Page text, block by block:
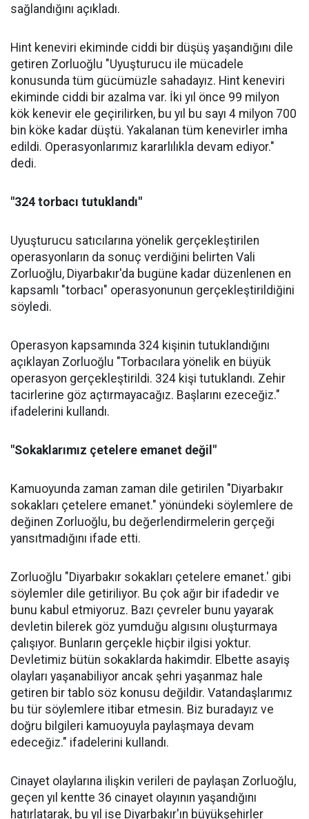
sağlandığını açıkladı.
Hint keneviri ekiminde ciddi bir düşüş yaşandığını dile
getiren Zorluoğlu "Uyuşturucu ile mücadele
konusunda tüm gücümüzle sahadayız. Hint keneviri
ekiminde ciddi bir azalma var. İki yıl önce 99 milyon
kök kenevir ele geçirilirken, bu yıl bu sayı 4 milyon 700
bin köke kadar düştü. Yakalanan tüm kenevirler imha
edildi. Operasyonlarımız kararlılıkla devam ediyor."
dedi.
"324 torbacı tutuklandı"
Uyuşturucu satıcılarına yönelik gerçekleştirilen
operasyonların da sonuç verdiğini belirten Vali
Zorluoğlu, Diyarbakır'da bugüne kadar düzenlenen en
kapsamlı "torbacı" operasyonunun gerçekleştirildiğini
söyledi.
Operasyon kapsamında 324 kişinin tutuklandığını
açıklayan Zorluoğlu "Torbacılara yönelik en büyük
operasyon gerçekleştirildi. 324 kişi tutuklandı. Zehir
tacirlerine göz açtırmayacağız. Başlarını ezeceğiz."
ifadelerini kullandı.
"Sokaklarımız çetelere emanet değil"
Kamuoyunda zaman zaman dile getirilen "Diyarbakır
sokakları çetelere emanet." yönündeki söylemlere de
değinen Zorluoğlu, bu değerlendirmelerin gerçeği
yansıtmadığını ifade etti.
Zorluoğlu "Diyarbakır sokakları çetelere emanet.' gibi
söylemler dile getiriliyor. Bu çok ağır bir ifadedir ve
bunu kabul etmiyoruz. Bazı çevreler bunu yayarak
devletin bilerek göz yumduğu algısını oluşturmaya
çalışıyor. Bunların gerçekle hiçbir ilgisi yoktur.
Devletimiz bütün sokaklarda hakimdir. Elbette asayiş
olayları yaşanabiliyor ancak şehri yaşanmaz hale
getiren bir tablo söz konusu değildir. Vatandaşlarımız
bu tür söylemlere itibar etmesin. Biz buradayız ve
doğru bilgileri kamuoyuyla paylaşmaya devam
edeceğiz." ifadelerini kullandı.
Cinayet olaylarına ilişkin verileri de paylaşan Zorluoğlu,
geçen yıl kentte 36 cinayet olayının yaşandığını
hatırlatarak, bu yıl ise Diyarbakır'ın büyükşehirler